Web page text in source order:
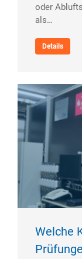
oder
als…
Details
Welche